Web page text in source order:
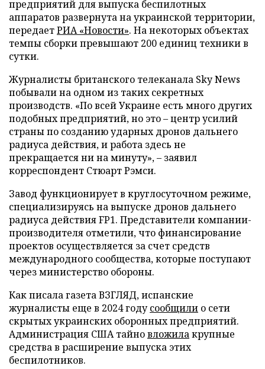
предприятий для выпуска беспилотных
аппаратов развернута на украинской территории,
передаетРИА «Новости». На некоторых объектах
темпы сборки превышают 200 единиц техники в
сутки.
Журналисты британского телеканала Sky News
побывали на одном из таких секретных
производств. «По всей Украине есть много других
подобных предприятий, но это – центр усилий
страны по созданию ударных дронов дальнего
радиуса действия, и работа здесь не
прекращается ни на минуту», – заявил
корреспондент Стюарт Рэмси.
Завод функционирует в круглосуточном режиме,
специализируясь на выпуске дронов дальнего
радиуса действия FP1. Представители компании-
производителя отметили, что финансирование
проектов осуществляется за счет средств
международного сообщества, которые поступают
через министерство обороны.
Как писала газета ВЗГЛЯД, испанские
журналисты еще в 2024 годусообщили о сети
скрытых украинских оборонных предприятий.
Администрация США тайновложилакрупные
средства в расширение выпуска этих
беспилотников.